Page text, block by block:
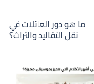
ما هو دور العائلات في
نقل التقاليد والتراث؟